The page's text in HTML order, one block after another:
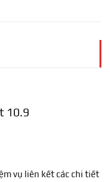
10.9
vụ liên kết các chi tiết